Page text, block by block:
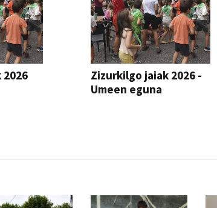
Zizurkilgo jaiak 2026 -
Umeen eguna